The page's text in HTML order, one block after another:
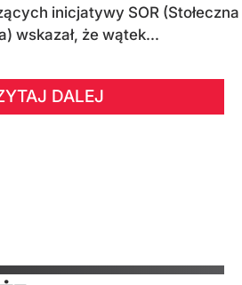
inicjatywy SOR (Stołeczna
wskazał, że wątek...
DALEJ